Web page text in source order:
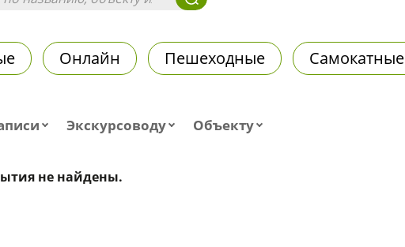
Онлайн Пешеходные Самокатные
Экскурсоводу Объекту
не найдены.